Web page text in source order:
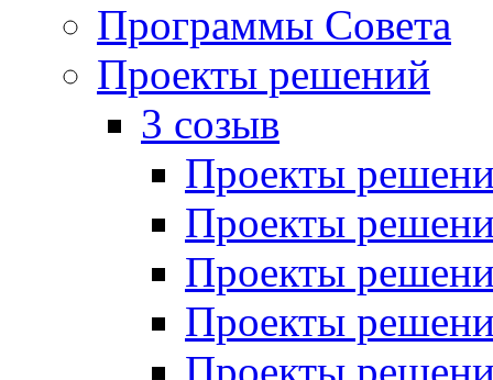
Программы Совета
Проекты решений
3 созыв
Проекты
Проекты
Проекты
Проекты